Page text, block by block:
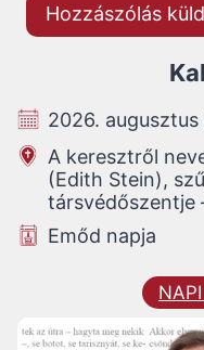
2026.
A keresztről
(Edith Stein),
társvédőszentje
Emőd napja